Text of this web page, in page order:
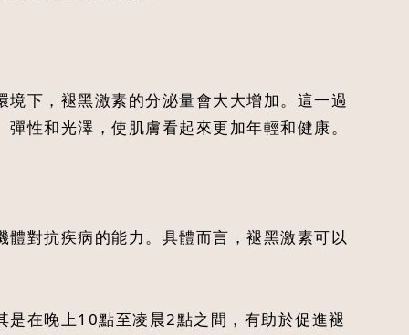
下，褪黑激素的分泌量會大大增加。這一過
性和光澤，使肌膚看起來更加年輕和健康。
對抗疾病的能力。具體而言，褪黑激素可以
在晚上10點至凌晨2點之間，有助於促進褪